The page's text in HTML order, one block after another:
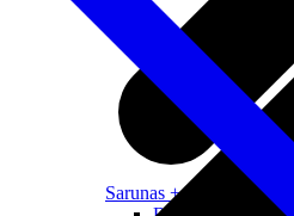
Sarunas + Internets